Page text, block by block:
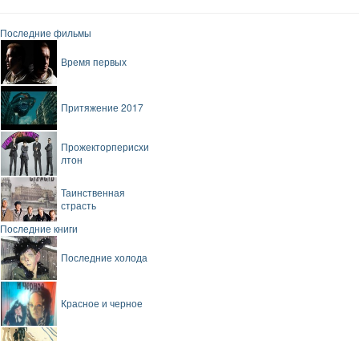
Последние фильмы
Время первых
Притяжение 2017
Прожекторперисхи
лтон
Таинственная
страсть
Последние книги
Последние холода
Красное и черное